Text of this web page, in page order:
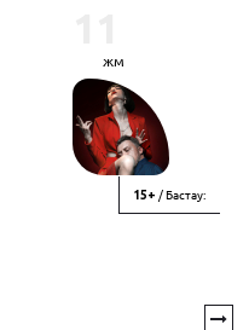
жм
15+ / Бастау: